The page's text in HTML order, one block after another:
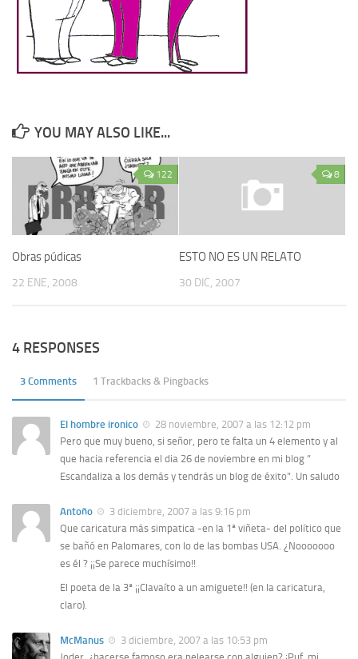
YOU MAY ALSO LIKE...
122
Obras púdicas
22 ENE, 2008
8
ESTO NO ES UN RELATO
30 DIC, 2007
4 RESPONSES
3 Comments 1 Trackbacks & Pingbacks
El hombre ironico
28 noviembre, 2007 a las 12:12 pm
Pero que muy bueno, si señor, pero te falta un 4 elemento y al
que hacia referencia el dia 26 de noviembre en mi blog ”
Escandaliza a los demás y tendrás un blog de éxito”. Un saludo
Antoño
3 diciembre, 2007 a las 9:16 pm
Que caricatura más simpatica -en la 1ª viñeta- del político que
se bañó en Palomares, con lo de las bombas USA. ¿Nooooooo
es él ? ¡¡Se parece muchísimo!!
El poeta de la 3ª ¡¡Clavaíto a un amiguete!! (en la caricatura,
claro).
McManus
3 diciembre, 2007 a las 10:53 pm